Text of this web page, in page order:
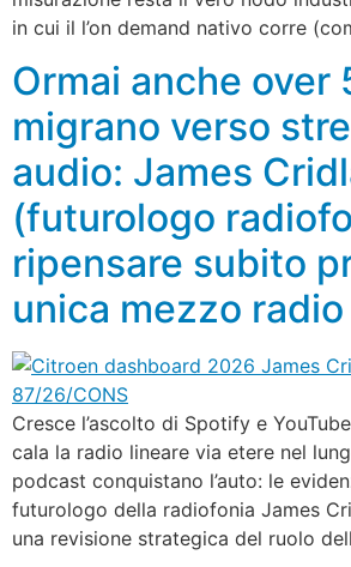
in cui il l’on demand nativo corre
Ormai anche over
migrano verso
audio: James
(futurologo
ripensare subito
unica mezzo radio
Cresce l’ascolto di Spotify e
cala la radio lineare via etere nel
podcast conquistano l’auto: le
futurologo della radiofonia James
una revisione strategica del ruolo